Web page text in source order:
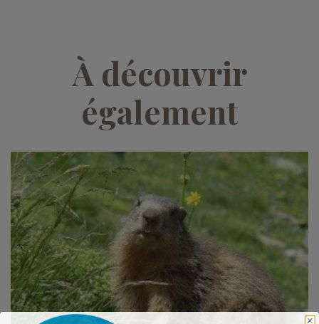
À découvrir
également